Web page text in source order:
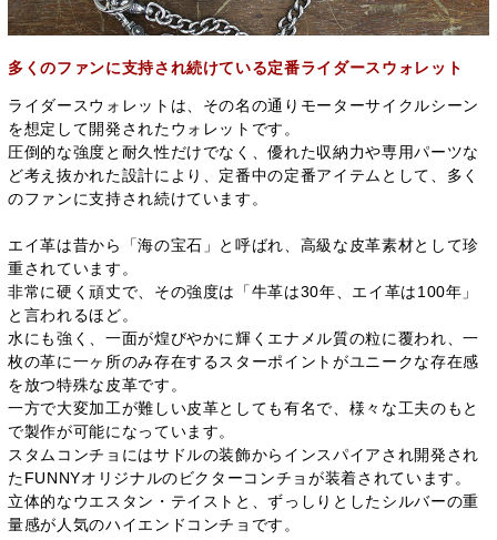
多くのファンに支持され続けている定番ライダースウォレット
ライダースウォレットは、その名の通りモーターサイクルシーン
を想定して開発されたウォレットです。
圧倒的な強度と耐久性だけでなく、優れた収納力や専用パーツな
ど考え抜かれた設計により、定番中の定番アイテムとして、多く
のファンに支持され続けています。
エイ革は昔から「海の宝石」と呼ばれ、高級な皮革素材として珍
重されています。
非常に硬く頑丈で、その強度は「牛革は30年、エイ革は100年」
と言われるほど。
水にも強く、一面が煌びやかに輝くエナメル質の粒に覆われ、一
枚の革に一ヶ所のみ存在するスターポイントがユニークな存在感
を放つ特殊な皮革です。
一方で大変加工が難しい皮革としても有名で、様々な工夫のもと
で製作が可能になっています。
スタムコンチョにはサドルの装飾からインスパイアされ開発され
たFUNNYオリジナルのビクターコンチョが装着されています。
立体的なウエスタン・テイストと、ずっしりとしたシルバーの重
量感が人気のハイエンドコンチョです。